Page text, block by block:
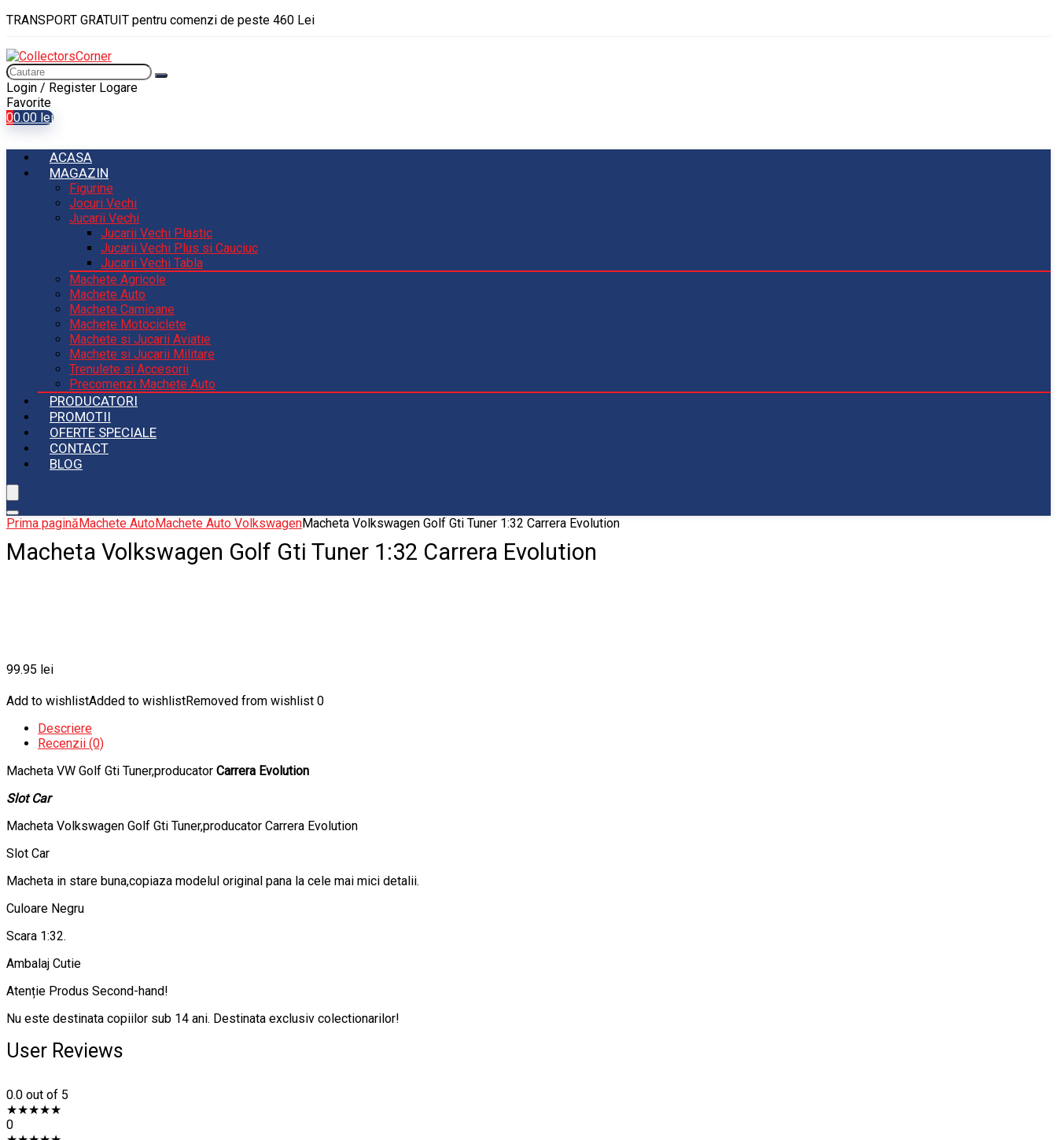
TRANSPORT GRATUIT pentru comenzi de peste 460 Lei
Login / Register Logare
Favorite
00.00 lei
ACASA
MAGAZIN
Figurine
Jocuri Vechi
Jucarii Vechi
Jucarii Vechi Plastic
Jucarii Vechi Plus si Cauciuc
Jucarii Vechi Tabla
Machete Agricole
Machete Auto
Machete Camioane
Machete Motociclete
Machete si Jucarii Aviatie
Machete si Jucarii Militare
Trenulete si Accesorii
Precomenzi Machete Auto
PRODUCATORI
PROMOTII
OFERTE SPECIALE
CONTACT
BLOG
Prima paginăMachete AutoMachete Auto VolkswagenMacheta Volkswagen Golf Gti Tuner 1:32 Carrera Evolution
Macheta Volkswagen Golf Gti Tuner 1:32 Carrera Evolution
99.95 lei
Add to wishlistAdded to wishlistRemoved from wishlist 0
Descriere
Recenzii (0)
Macheta VW Golf Gti Tuner,producator Carrera Evolution
Slot Car
Macheta Volkswagen Golf Gti Tuner,producator Carrera Evolution
Slot Car
Macheta in stare buna,copiaza modelul original pana la cele mai mici detalii.
Culoare Negru
Scara 1:32.
Ambalaj Cutie
Atenție Produs Second-hand!
Nu este destinata copiilor sub 14 ani. Destinata exclusiv colectionarilor!
User Reviews
0.0 out of 5
★★★★★
0